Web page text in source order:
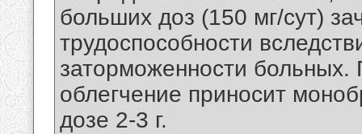
больших доз (150 мг/сут)
трудоспособности
заторможенности
облегчение приносит
дозе 2-3 г.